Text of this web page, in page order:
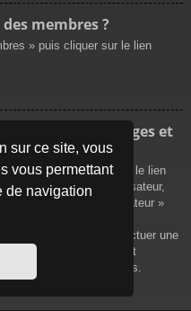
sur ce site, vous
vous permettant
de navigation
membres ?
» puis cliquer sur le lien
propres messages et
soit en cliquant sur le lien
de contrôle de l’utilisateur,
les messages de l’utilisateur »
en cliquant sur le menu
du forum. Pour effectuer une
la recherche avancée et
qui vous sont disponibles.